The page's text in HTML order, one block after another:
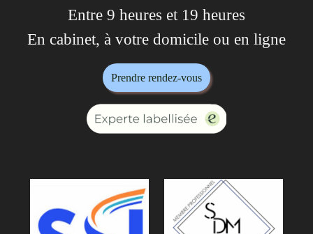
Entre 9 heures et 19 heures
En cabinet, à votre domicile ou en ligne
Prendre rendez-vous